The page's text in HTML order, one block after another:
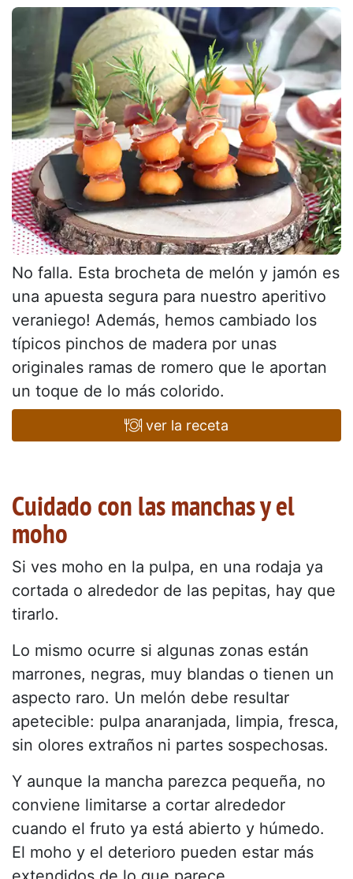
No falla. Esta brocheta de melón y jamón es
una apuesta segura para nuestro aperitivo
veraniego! Además, hemos cambiado los
típicos pinchos de madera por unas
originales ramas de romero que le aportan
un toque de lo más colorido.
ver la receta
Cuidado con las manchas y el
moho
Si ves moho en la pulpa, en una rodaja ya
cortada o alrededor de las pepitas, hay que
tirarlo.
Lo mismo ocurre si algunas zonas están
marrones, negras, muy blandas o tienen un
aspecto raro. Un melón debe resultar
apetecible: pulpa anaranjada, limpia, fresca,
sin olores extraños ni partes sospechosas.
Y aunque la mancha parezca pequeña, no
conviene limitarse a cortar alrededor
cuando el fruto ya está abierto y húmedo.
El moho y el deterioro pueden estar más